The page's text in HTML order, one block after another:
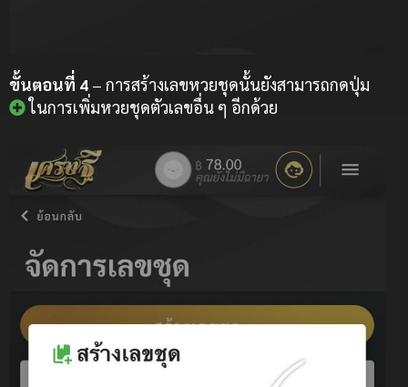
ขั้นตอนที่ 4 – การสร้างเลขหวยชุดนั้นยังสามารถกดปุ่ม
ในการเพิ่มหวยชุดตัวเลขอื่น ๆ อีกด้วย